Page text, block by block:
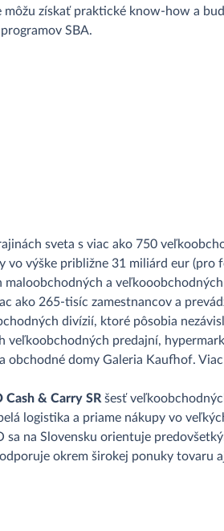
získať praktické know-how a
SBA.
sveta s viac ako 750
výške približne 31 miliárd eur (pro
maloobchodných a
ako 265-tisíc zamestnancov a
divízií, ktoré pôsobia
veľkoobchodných predajní,
obchodné domy Galeria Kaufhof.
Cash & Carry SR šesť
logistika a priame nákupy vo
sa na Slovensku orientuje
okrem širokej ponuky tovaru